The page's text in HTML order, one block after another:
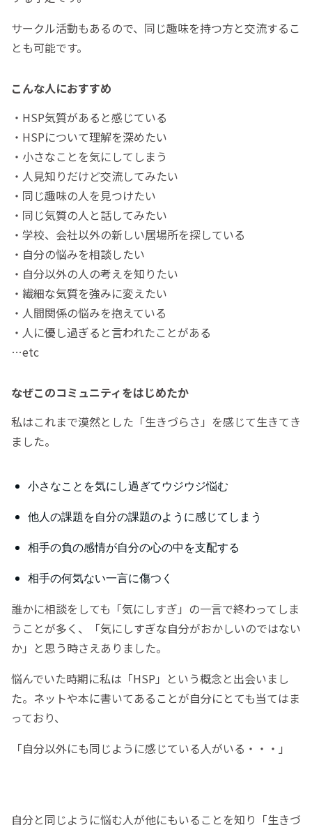
サークル活動もあるので、同じ趣味を持つ方と交流するこ
とも可能です。
こんな人におすすめ
・HSP気質があると感じている
・HSPについて理解を深めたい
・小さなことを気にしてしまう
・人見知りだけど交流してみたい
・同じ趣味の人を見つけたい
・同じ気質の人と話してみたい
・学校、会社以外の新しい居場所を探している
・自分の悩みを相談したい
・自分以外の人の考えを知りたい
・繊細な気質を強みに変えたい
・人間関係の悩みを抱えている
・人に優し過ぎると言われたことがある
…etc
なぜこのコミュニティをはじめたか
私はこれまで漠然とした「生きづらさ」を感じて生きてき
ました。
小さなことを気にし過ぎてウジウジ悩む
他人の課題を自分の課題のように感じてしまう
相手の負の感情が自分の心の中を支配する
相手の何気ない一言に傷つく
誰かに相談をしても「気にしすぎ」の一言で終わってしま
うことが多く、「気にしすぎな自分がおかしいのではない
か」と思う時さえありました。
悩んでいた時期に私は「HSP」という概念と出会いまし
た。ネットや本に書いてあることが自分にとても当てはま
っており、
「自分以外にも同じように感じている人がいる・・・」
自分と同じように悩む人が他にもいることを知り「生きづ